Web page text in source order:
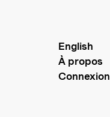
English
À propos
Connexion